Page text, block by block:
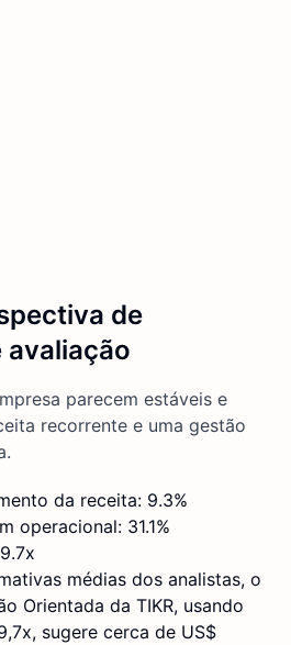
de
avaliação
parecem estáveis e
recorrente e uma gestão
da receita: 9.3%
operacional: 31.1%
médias dos analistas, o
Orientada da TIKR, usando
sugere cerca de US$